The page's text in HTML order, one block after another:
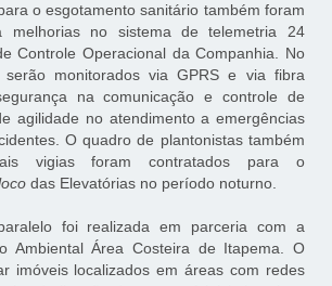
o esgotamento sanitário também foram
melhorias no sistema de telemetria 24
Controle Operacional da Companhia. No
monitorados via GPRS e via fibra
na comunicação e controle de
agilidade no atendimento a emergências
O quadro de plantonistas também
vigias foram contratados para o
das Elevatórias no período noturno.
foi realizada em parceria com a
Ambiental Área Costeira de Itapema. O
imóveis localizados em áreas com redes